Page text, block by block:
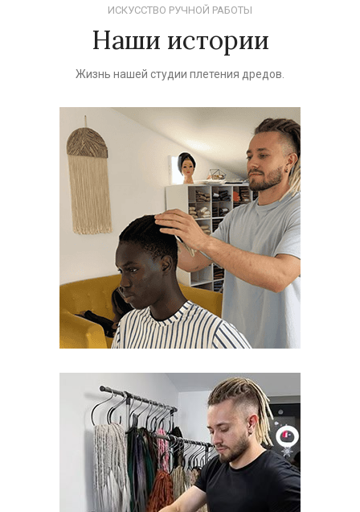
ИСКУССТВО РУЧНОЙ РАБОТЫ
Наши истории
Жизнь нашей студии плетения дредов.